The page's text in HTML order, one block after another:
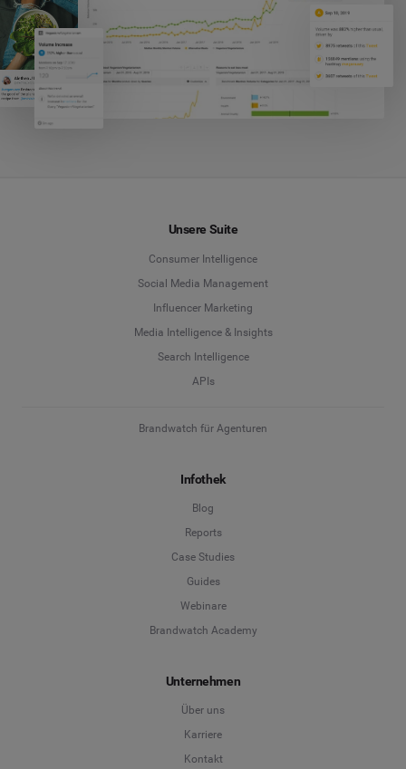
Unsere Suite
Consumer Intelligence
Social Media Management
Influencer Marketing
Media Intelligence & Insights
Search Intelligence
APIs
Brandwatch für Agenturen
Infothek
Blog
Reports
Case Studies
Guides
Webinare
Brandwatch Academy
Unternehmen
Über uns
Karriere
Kontakt